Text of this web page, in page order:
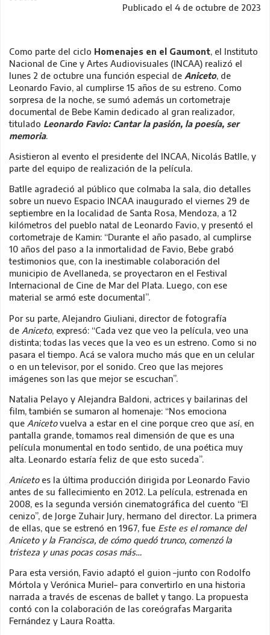
Publicado el 4 de octubre de 2023
Como parte del ciclo Homenajes en el Gaumont, el Instituto
Nacional de Cine y Artes Audiovisuales (INCAA) realizó el
lunes 2 de octubre una función especial de Aniceto, de
Leonardo Favio, al cumplirse 15 años de su estreno. Como
sorpresa de la noche, se sumó además un cortometraje
documental de Bebe Kamin dedicado al gran realizador,
titulado Leonardo Favio: Cantar la pasión, la poesía, ser
memoria.
Asistieron al evento el presidente del INCAA, Nicolás Batlle, y
parte del equipo de realización de la película.
Batlle agradeció al público que colmaba la sala, dio detalles
sobre un nuevo Espacio INCAA inaugurado el viernes 29 de
septiembre en la localidad de Santa Rosa, Mendoza, a 12
kilómetros del pueblo natal de Leonardo Favio, y presentó el
cortometraje de Kamin: “Durante el año pasado, al cumplirse
10 años del paso a la inmortalidad de Favio, Bebe grabó
testimonios que, con la inestimable colaboración del
municipio de Avellaneda, se proyectaron en el Festival
Internacional de Cine de Mar del Plata. Luego, con ese
material se armó este documental”.
Por su parte, Alejandro Giuliani, director de fotografía
de Aniceto, expresó: “Cada vez que veo la película, veo una
distinta; todas las veces que la veo es un estreno. Como si no
pasara el tiempo. Acá se valora mucho más que en un celular
o en un televisor, por el sonido. Creo que las mejores
imágenes son las que mejor se escuchan”.
Natalia Pelayo y Alejandra Baldoni, actrices y bailarinas del
film, también se sumaron al homenaje: “Nos emociona
que Anicetovuelva a estar en el cine porque creo que así, en
pantalla grande, tomamos real dimensión de que es una
película monumental en todo sentido, de una poética muy
alta. Leonardo estaría feliz de que esto suceda”.
Anicetoes la última producción dirigida por Leonardo Favio
antes de su fallecimiento en 2012. La película, estrenada en
2008, es la segunda versión cinematográfica del cuento “El
cenizo”, de Jorge Zuhair Jury, hermano del director. La primera
de ellas, que se estrenó en 1967, fue Este es el romance del
Aniceto y la Francisca, de cómo quedó trunco, comenzó la
tristeza y unas pocas cosas más…
Para esta versión, Favio adaptó el guion –junto con Rodolfo
Mórtola y Verónica Muriel– para convertirlo en una historia
narrada a través de escenas de ballet y tango. La propuesta
contó con la colaboración de las coreógrafas Margarita
Fernández y Laura Roatta.